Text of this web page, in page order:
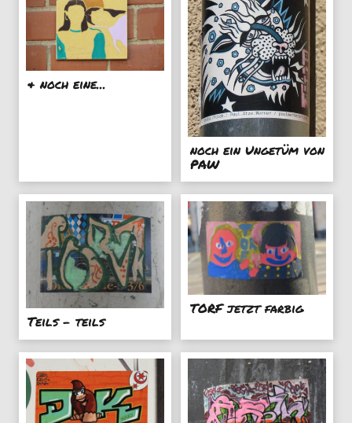
& noch eine...
noch ein Ungetüm von
PAW
Teils - teils
TORF jetzt farbig